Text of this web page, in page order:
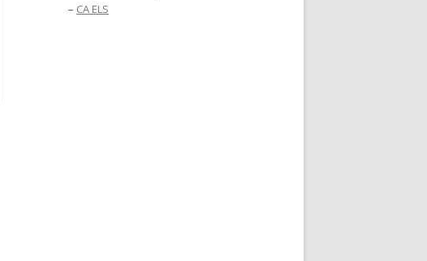
– CA ELS